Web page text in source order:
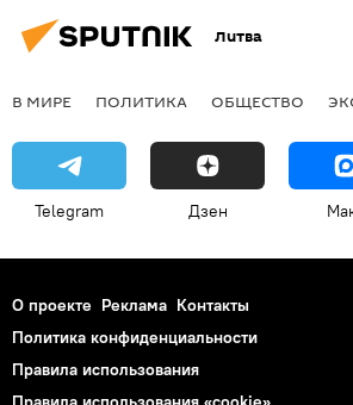
Литва
В МИРЕ ПОЛИТИКА ОБЩЕСТВО
Telegram Дзен
О проекте Реклама Контакты
Политика конфиденциальности
Правила использования